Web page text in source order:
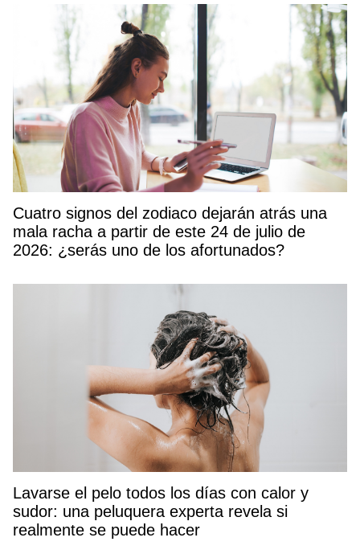
Cuatro signos del zodiaco dejarán atrás una
mala racha a partir de este 24 de julio de
2026: ¿serás uno de los afortunados?
Lavarse el pelo todos los días con calor y
sudor: una peluquera experta revela si
realmente se puede hacer